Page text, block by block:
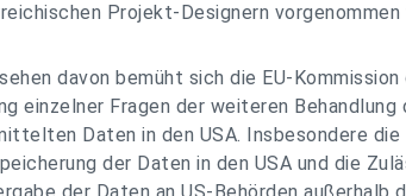
Projekt-Designern vorgenommen
davon bemüht sich die EU-
einzelner Fragen der weiteren Behandlung
Daten in den USA. Insbesondere
der Daten in den USA und die